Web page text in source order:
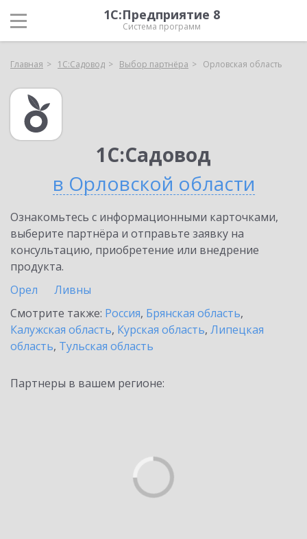
1С:Предприятие 8
Система программ
Главная 1С:Садовод Выбор партнёра Орловская область
1С:Садовод
в Орловской области
Ознакомьтесь с информационными карточками,
выберите партнёра и отправьте заявку на
консультацию, приобретение или внедрение
продукта.
Орел
Ливны
Смотрите также: Россия, Брянская область,
Калужская область, Курская область, Липецкая
область, Тульская область
Партнеры в вашем регионе: